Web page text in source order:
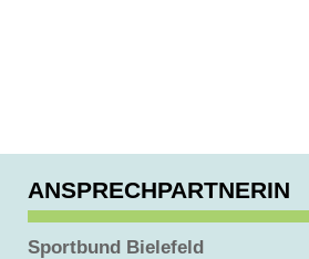
ANSPRECHPARTNERIN
Sportbund Bielefeld